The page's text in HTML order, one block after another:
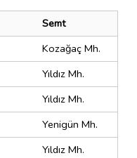
Semt
Kozağaç Mh.
Yıldız Mh.
Yıldız Mh.
Yenigün Mh.
Yıldız Mh.